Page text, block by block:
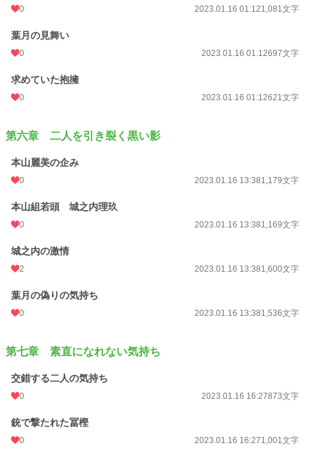
0 2023.01.16 01:121,081文字
葉月の見舞い
0 2023.01.16 01:12697文字
求めていた抱擁
0 2023.01.16 01:12621文字
第六章 二人を引き裂く黒い影
本山麗美の企み
0 2023.01.16 13:381,179文字
本山組若頭 城之内理玖
0 2023.01.16 13:381,169文字
城之内の激情
2 2023.01.16 13:381,600文字
葉月の偽りの気持ち
0 2023.01.16 13:381,536文字
第七章 素直になれない気持ち
交錯する二人の気持ち
0 2023.01.16 16:27873文字
銃で撃たれた冨樫
0 2023.01.16 16:271,001文字